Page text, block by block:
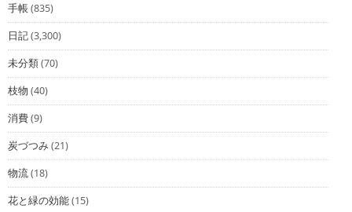
手帳(835)
日記(3,300)
未分類(70)
枝物 (40)
消費(9)
炭づつみ(21)
物流(18)
花と緑の効能(15)